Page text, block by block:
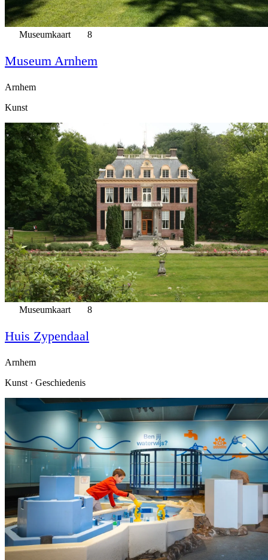
Museumkaart 8
Museum Arnhem
Arnhem
Kunst
Museumkaart 8
Huis Zypendaal
Arnhem
Kunst · Geschiedenis